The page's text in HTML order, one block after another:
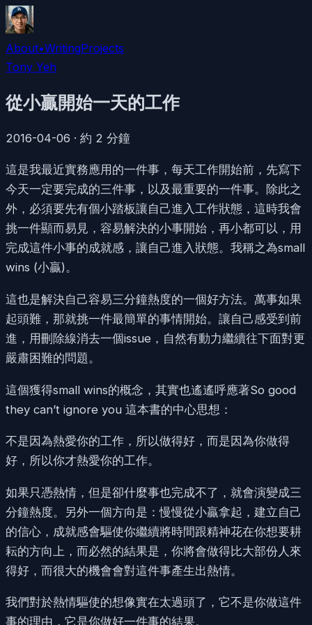
About•WritingProjects
Tony Yeh
從小贏開始一天的工作
2016-04-06 · 約 2 分鐘
這是我最近實務應用的一件事，每天工作開始前，先寫下
今天一定要完成的三件事，以及最重要的一件事。除此之
外，必須要先有個小踏板讓自己進入工作狀態，這時我會
挑一件顯而易見，容易解決的小事開始，再小都可以，用
完成這件小事的成就感，讓自己進入狀態。我稱之為small
wins (小贏)。
這也是解決自己容易三分鐘熱度的一個好方法。萬事如果
起頭難，那就挑一件最簡單的事情開始。讓自己感受到前
進，用刪除線消去一個issue，自然有動力繼續往下面對更
嚴肅困難的問題。
這個獲得small wins的概念，其實也遙遙呼應著So good
they can’t ignore you 這本書的中心思想：
不是因為熱愛你的工作，所以做得好，而是因為你做得
好，所以你才熱愛你的工作。
如果只憑熱情，但是卻什麼事也完成不了，就會演變成三
分鐘熱度。另外一個方向是：慢慢從小贏拿起，建立自己
的信心，成就感會驅使你繼續將時間跟精神花在你想要耕
耘的方向上，而必然的結果是，你將會做得比大部份人來
得好，而很大的機會會對這件事產生出熱情。
我們對於熱情驅使的想像實在太過頭了，它不是你做這件
事的理由，它是你做好一件事的結果。